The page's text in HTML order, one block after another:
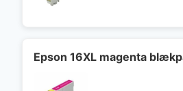
Epson 16XL magenta